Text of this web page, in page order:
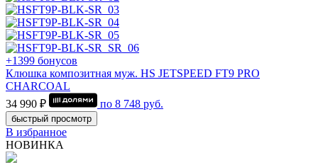
+1399 бонусов
Клюшка композитная муж. HS JETSPEED FT9 PRO
CHARCOAL
34 990 ₽
по 8 748 руб.
быстрый просмотр
В избранное
НОВИНКА